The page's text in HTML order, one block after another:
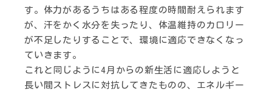
す。体力があるうちはある程度の時間耐えられます
が、汗をかく水分を失ったり、体温維持のカロリー
が不足したりすることで、環境に適応できなくなっ
ていきます。
これと同じように4月からの新生活に適応しようと
長い間ストレスに対抗してきたものの、エネルギー